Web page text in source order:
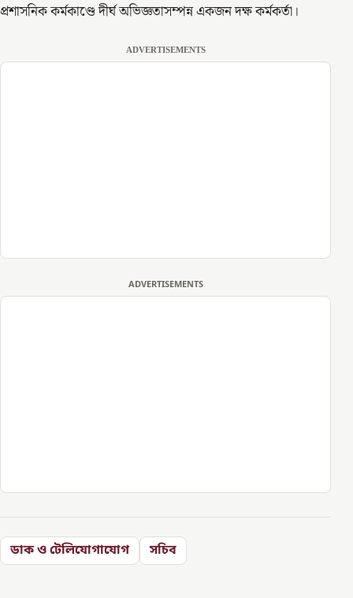
প্রশাসনিক কর্মকাণ্ডে দীর্ঘ অভিজ্ঞতাসম্পন্ন একজন দক্ষ কর্মকর্তা।
ADVERTISEMENTS
ADVERTISEMENTS
ডাক ও টেলিযোগাযোগ সচিব